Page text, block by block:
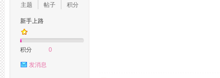
主题
帖子
积分
新手上路
积分 0
发消息